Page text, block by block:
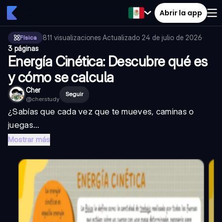
Abrir la app
Física 811 visualizaciones·Actualizado 24 de julio de 2026·
3 páginas
Energía Cinética: Descubre qué es
y cómo se calcula
Cher
@cherstudy
Seguir
¿Sabías que cada vez que te mueves, caminas o
juegas...
Mostrar más